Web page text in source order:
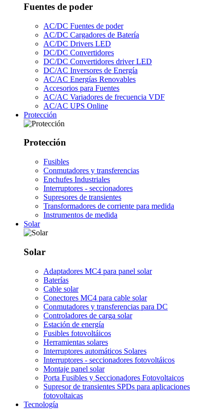
Fuentes de poder
AC/DC Fuentes de poder
AC/DC Cargadores de Batería
AC/DC Drivers LED
DC/DC Convertidores
DC/DC Convertidores driver LED
DC/AC Inversores de Energía
AC/AC Energías Renovables
Accesorios para Fuentes
AC/AC Variadores de frecuencia VDF
AC/AC UPS Online
Protección
Protección
Fusibles
Conmutadores y transferencias
Enchufes Industriales
Interruptores - seccionadores
Supresores de transientes
Transformadores de corriente para medida
Instrumentos de medida
Solar
Solar
Adaptadores MC4 para panel solar
Baterías
Cable solar
Conectores MC4 para cable solar
Conmutadores y transferencias para DC
Controladores de carga solar
Estación de energía
Fusibles fotovoltáicos
Herramientas solares
Interruptores automáticos Solares
Interruptores - seccionadores fotovoltáicos
Montaje panel solar
Porta Fusibles y Seccionadores Fotovoltaicos
Supresor de transientes SPDs para aplicaciones
fotovoltaicas
Tecnología